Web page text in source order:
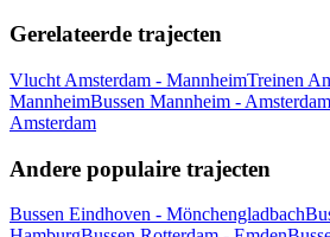
Gerelateerde trajecten
Vlucht Amsterdam - MannheimTreinen
MannheimBussen Mannheim - Amsterdam
Amsterdam
Andere populaire trajecten
Bussen Eindhoven - Mönchengladbach